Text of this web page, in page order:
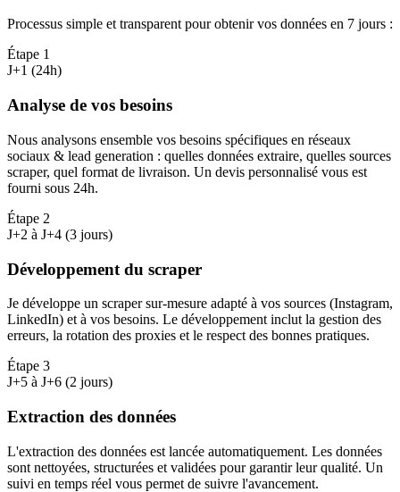
Processus simple et transparent pour obtenir vos données en 7 jours :
Étape 1
J+1 (24h)
Analyse de vos besoins
Nous analysons ensemble vos besoins spécifiques en réseaux
sociaux & lead generation : quelles données extraire, quelles sources
scraper, quel format de livraison. Un devis personnalisé vous est
fourni sous 24h.
Étape 2
J+2 à J+4 (3 jours)
Développement du scraper
Je développe un scraper sur-mesure adapté à vos sources (Instagram,
LinkedIn) et à vos besoins. Le développement inclut la gestion des
erreurs, la rotation des proxies et le respect des bonnes pratiques.
Étape 3
J+5 à J+6 (2 jours)
Extraction des données
L'extraction des données est lancée automatiquement. Les données
sont nettoyées, structurées et validées pour garantir leur qualité. Un
suivi en temps réel vous permet de suivre l'avancement.